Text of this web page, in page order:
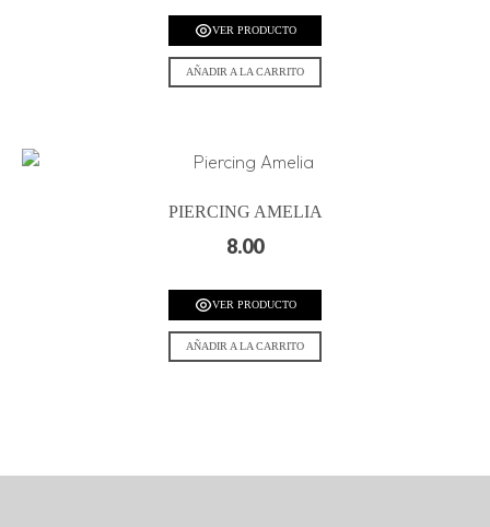
VER PRODUCTO
AÑADIR A LA CARRITO
PIERCING AMELIA
8.00
VER PRODUCTO
AÑADIR A LA CARRITO